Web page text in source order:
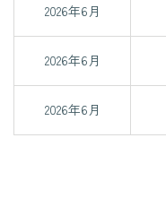
2026年6月
2026年6月
2026年6月